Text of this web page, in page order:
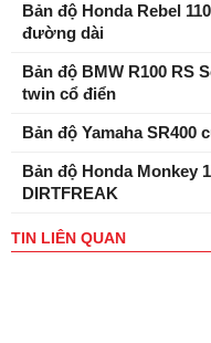
Bản độ Honda Rebel
đường dài
Bản độ BMW R100 RS
twin cổ điển
Bản độ Yamaha SR400
Bản độ Honda Monkey
DIRTFREAK
TIN LIÊN QUAN